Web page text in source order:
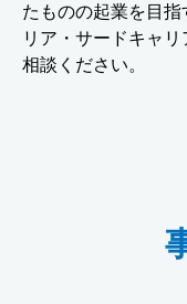
たものの起業を目
リア・サードキャ
相談ください。